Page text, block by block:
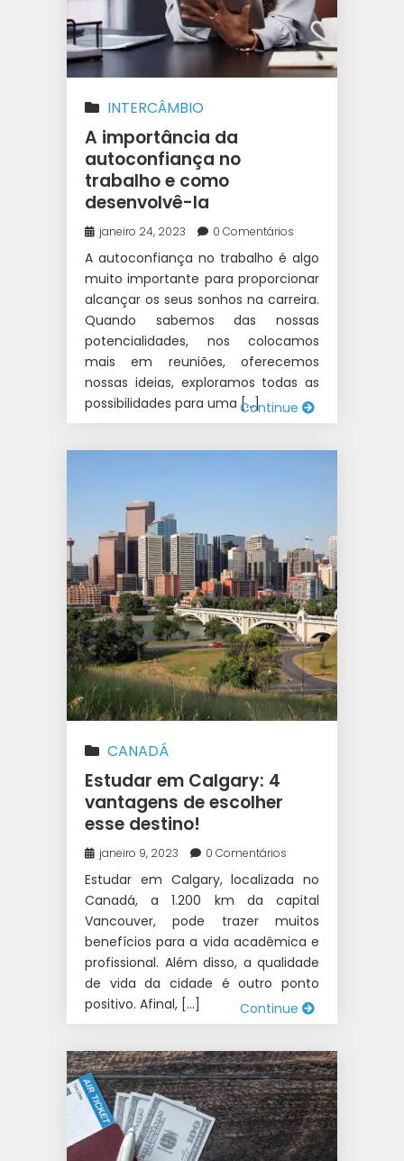
INTERCÂMBIO
A importância da
autoconfiança no
trabalho e como
desenvolvê-la
janeiro 24, 2023 0 Comentários
A autoconfiança no trabalho é algo
muito importante para proporcionar
alcançar os seus sonhos na carreira.
Quando sabemos das nossas
potencialidades, nos colocamos
mais em reuniões, oferecemos
nossas ideias, exploramos todas as
possibilidades para uma […]Continue
CANADÁ
Estudar em Calgary: 4
vantagens de escolher
esse destino!
janeiro 9, 2023 0 Comentários
Estudar em Calgary, localizada no
Canadá, a 1.200 km da capital
Vancouver, pode trazer muitos
benefícios para a vida acadêmica e
profissional. Além disso, a qualidade
de vida da cidade é outro ponto
positivo. Afinal, […]
Continue